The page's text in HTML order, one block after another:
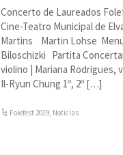
Concerto de Laureados
Cine-Teatro Municipal de
Martins Martin Lohse
Biloschizki Partita
violino | Mariana
Il-Ryun Chung 1º, 2º […]
Folefest 2019, Noticias